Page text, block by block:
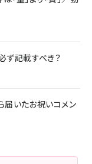
ず記載すべき？
届いたお祝いコメン